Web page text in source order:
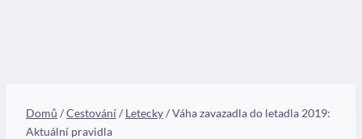
Domů /Cestování/ Letecky/Váha zavazadla do letadla 2019:
Aktuální pravidla